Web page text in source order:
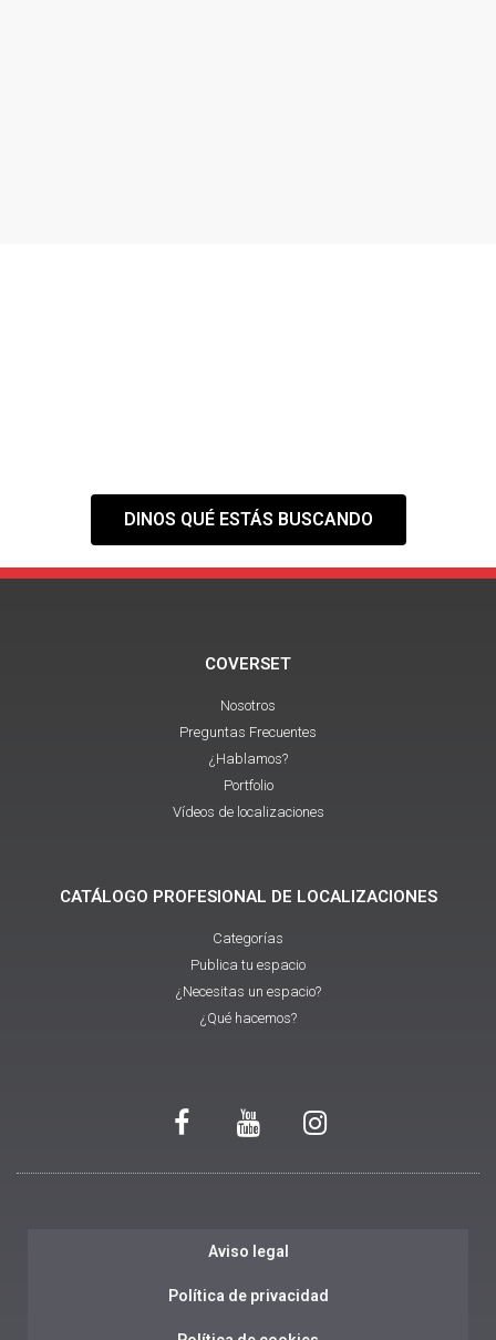
DINOS QUÉ ESTÁS BUSCANDO
COVERSET
Nosotros
Preguntas Frecuentes
¿Hablamos?
Portfolio
Vídeos de localizaciones
CATÁLOGO PROFESIONAL DE LOCALIZACIONES
Categorías
Publica tu espacio
¿Necesitas un espacio?
¿Qué hacemos?
Aviso legal
Política de privacidad